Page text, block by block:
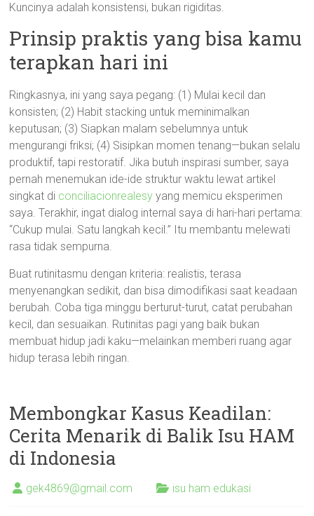
Kuncinya adalah konsistensi, bukan rigiditas.
Prinsip praktis yang bisa kamu
terapkan hari ini
Ringkasnya, ini yang saya pegang: (1) Mulai kecil dan
konsisten; (2) Habit stacking untuk meminimalkan
keputusan; (3) Siapkan malam sebelumnya untuk
mengurangi friksi; (4) Sisipkan momen tenang—bukan selalu
produktif, tapi restoratif. Jika butuh inspirasi sumber, saya
pernah menemukan ide-ide struktur waktu lewat artikel
singkat di conciliacionrealesy yang memicu eksperimen
saya. Terakhir, ingat dialog internal saya di hari-hari pertama:
“Cukup mulai. Satu langkah kecil.” Itu membantu melewati
rasa tidak sempurna.
Buat rutinitasmu dengan kriteria: realistis, terasa
menyenangkan sedikit, dan bisa dimodifikasi saat keadaan
berubah. Coba tiga minggu berturut-turut, catat perubahan
kecil, dan sesuaikan. Rutinitas pagi yang baik bukan
membuat hidup jadi kaku—melainkan memberi ruang agar
hidup terasa lebih ringan.
Membongkar Kasus Keadilan:
Cerita Menarik di Balik Isu HAM
di Indonesia
gek4869@gmail.com isu ham edukasi